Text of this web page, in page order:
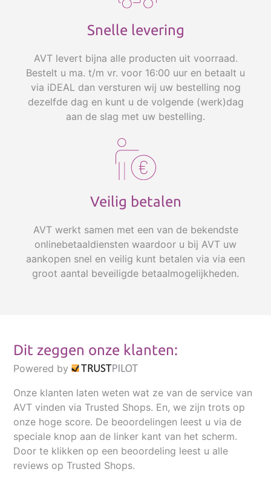
Snelle levering
AVT levert bijna alle producten uit voorraad.
Bestelt u ma. t/m vr. voor 16:00 uur en betaalt u
via iDEAL dan versturen wij uw bestelling nog
dezelfde dag en kunt u de volgende (werk)dag
aan de slag met uw bestelling.
Veilig betalen
AVT werkt samen met een van de bekendste
onlinebetaaldiensten waardoor u bij AVT uw
aankopen snel en veilig kunt betalen via via een
groot aantal beveiligde betaalmogelijkheden.
Dit zeggen onze klanten:
Powered by
Onze klanten laten weten wat ze van de service van
AVT vinden via Trusted Shops. En, we zijn trots op
onze hoge score. De beoordelingen leest u via de
speciale knop aan de linker kant van het scherm.
Door te klikken op een beoordeling leest u alle
reviews op Trusted Shops.